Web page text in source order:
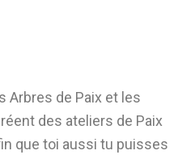
Arbres de Paix et les
des ateliers de Paix
que toi aussi tu puisses